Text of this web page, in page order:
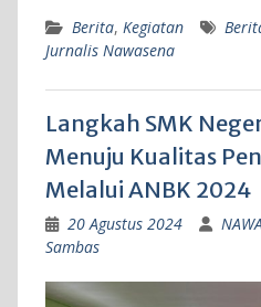
Berita, Kegiatan
Jurnalis Nawasena
Langkah SMK
Menuju Kualitas
Melalui ANBK 2024
20 Agustus 2024
Sambas